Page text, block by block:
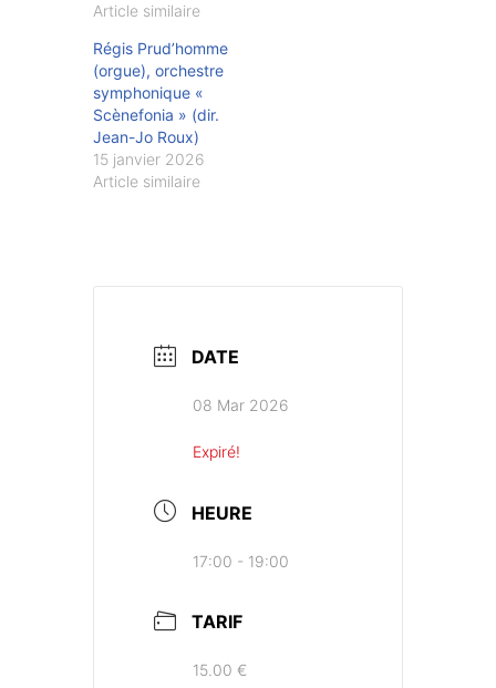
Article similaire
Régis Prud’homme
(orgue), orchestre
symphonique «
Scènefonia » (dir.
Jean-Jo Roux)
15 janvier 2026
Article similaire
DATE
08 Mar 2026
Expiré!
HEURE
17:00 - 19:00
TARIF
15.00 €